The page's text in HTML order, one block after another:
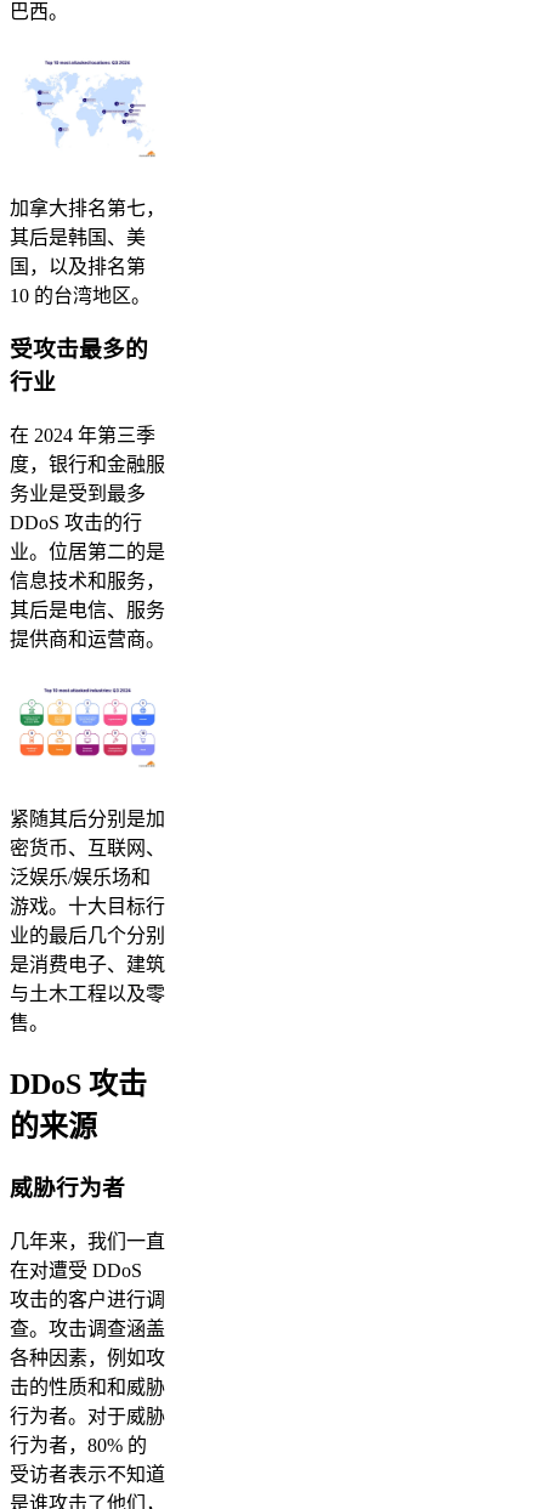
巴西。
加拿大排名第七，
其后是韩国、美
国，以及排名第
10 的台湾地区。
受攻击最多的
行业
在 2024 年第三季
度，银行和金融服
务业是受到最多
DDoS 攻击的行
业。位居第二的是
信息技术和服务，
其后是电信、服务
提供商和运营商。
紧随其后分别是加
密货币、互联网、
泛娱乐/娱乐场和
游戏。十大目标行
业的最后几个分别
是消费电子、建筑
与土木工程以及零
售。
DDoS 攻击
的来源
威胁行为者
几年来，我们一直
在对遭受 DDoS
攻击的客户进行调
查。攻击调查涵盖
各种因素，例如攻
击的性质和和威胁
行为者。对于威胁
行为者，80% 的
受访者表示不知道
是谁攻击了他们，